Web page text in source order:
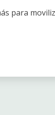
para